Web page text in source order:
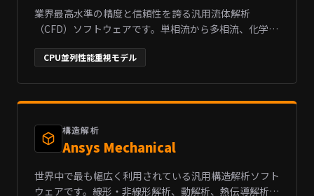
業界最高水準の精度と信頼性を誇る汎用流体解析
（CFD）ソフトウェアです。単相流から多相流、化学反
にシミュレーションします。自動車の空力性能改善、
なツールとして世界中で活用されています。
CPU並列性能重視モデル
構造解析
Ansys Mechanical
世界中で最も幅広く利用されている汎用構造解析ソフト
ウェアです。線形・非線形解析、動解析、熱伝導解析、